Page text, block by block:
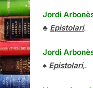
Jordi
♣ Epistolari.
Jordi
♠ Epistolari,.